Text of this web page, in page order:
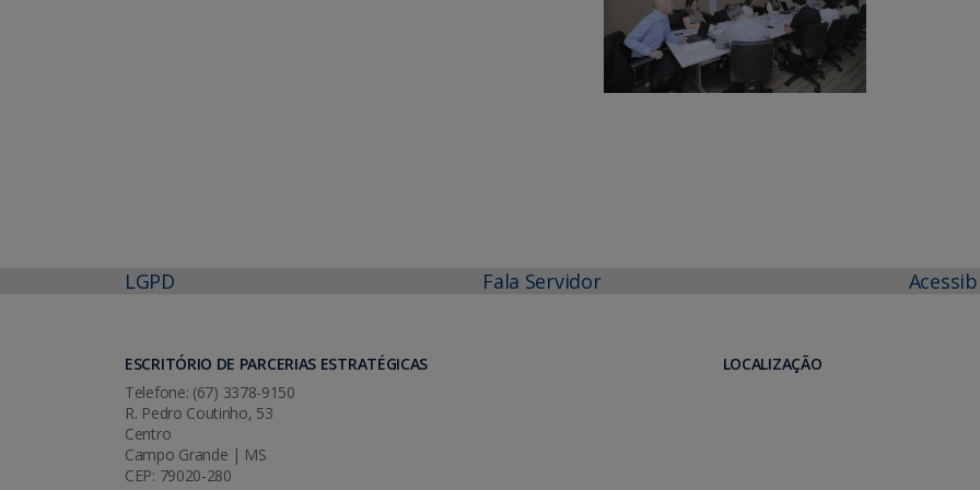
LGPD Fala Servidor
ESCRITÓRIO DE PARCERIAS ESTRATÉGICAS
Telefone: (67) 3378-9150
R. Pedro Coutinho, 53
Centro
Campo Grande | MS
CEP: 79020-280
LOCALIZAÇÃO